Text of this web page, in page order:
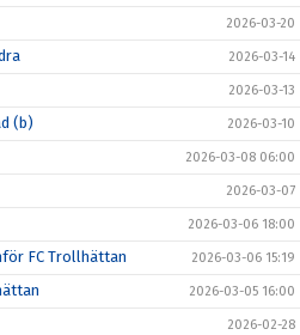
2026-03-20
2026-03-14
2026-03-13
(b) 2026-03-10
2026-03-08 06:00
2026-03-07
2026-03-06 18:00
FC Trollhättan 2026-03-06 15:19
2026-03-05 16:00
2026-02-28